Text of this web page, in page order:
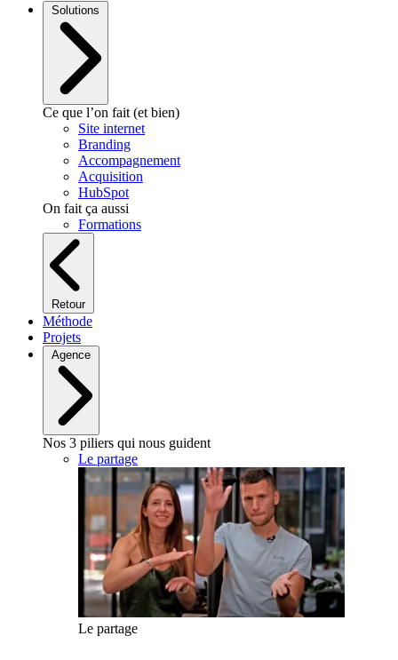
Solutions
Ce que l’on fait (et bien)
Site internet
Branding
Accompagnement
Acquisition
HubSpot
On fait ça aussi
Formations
Retour
Méthode
Projets
Agence
Nos 3 piliers qui nous guident
Le partage
Le partage